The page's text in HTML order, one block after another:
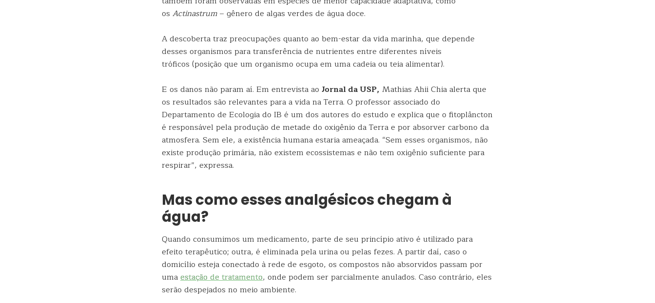
os Actinastrum– gênero de algas verdes de água doce.
A descoberta traz preocupações quanto ao bem-estar da vida marinha, que depende
desses organismos para transferência de nutrientes entre diferentes níveis
tróficos (posição que um organismo ocupa em uma cadeia ou teia alimentar).
E os danos não param aí. Em entrevista ao Jornal da USP, Mathias Ahii Chia alerta que
os resultados são relevantes para a vida na Terra. O professor associado do
Departamento de Ecologia do IB é um dos autores do estudo e explica que o fitoplâncton
é responsável pela produção de metade do oxigênio da Terra e por absorver carbono da
atmosfera. Sem ele, a existência humana estaria ameaçada. “Sem esses organismos, não
existe produção primária, não existem ecossistemas e não tem oxigênio suficiente para
respirar”, expressa.
Mas como esses analgésicos chegam à
água?
Quando consumimos um medicamento, parte de seu princípio ativo é utilizado para
efeito terapêutico; outra, é eliminada pela urina ou pelas fezes. A partir daí, caso o
domicílio esteja conectado à rede de esgoto, os compostos não absorvidos passam por
umaestação de tratamento, onde podem ser parcialmente anulados. Caso contrário, eles
serão despejados no meio ambiente.